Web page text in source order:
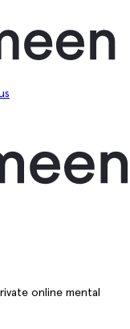
online mental